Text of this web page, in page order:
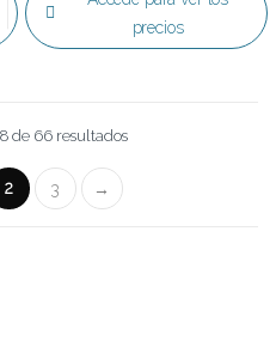
precios
de 66 resultados
2 3 →